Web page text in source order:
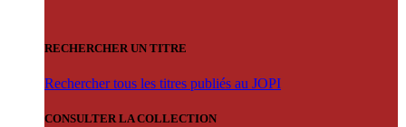
RECHERCHER UN TITRE
Rechercher tous les titres publiés au JOPI
CONSULTER LA COLLECTION